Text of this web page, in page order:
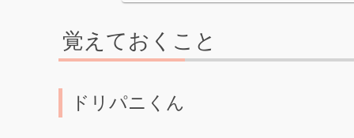
覚えておくこと
ドリパニくん